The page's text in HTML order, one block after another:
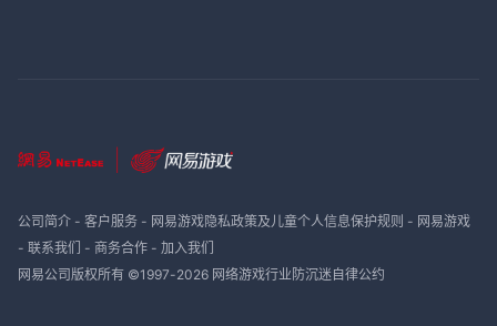
公司简介- 客户服务- 网易游戏隐私政策及儿童个人信息保护规则 - 网易游戏
- 联系我们 - 商务合作- 加入我们
网易公司版权所有 ©1997-2026 网络游戏行业防沉迷自律公约